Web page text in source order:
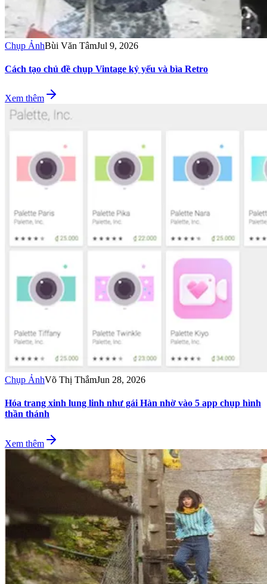
Chụp ẢnhBùi Văn TâmJul 9, 2026
Cách tạo chủ đề chụp Vintage kỷ yếu và bìa Retro
Xem thêm
Chụp ẢnhVõ Thị ThắmJun 28, 2026
Hóa trang xinh lung linh như gái Hàn nhờ vào 5 app chụp hình
thần thánh
Xem thêm